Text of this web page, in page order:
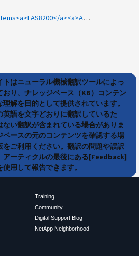
product-categories:fas-systems<a>FAS8200</a><a>AFF A200</a><a>AFF</a><a> A200</a><a>2650</a><a>fas2620</a><a>AFF A220</a><a /><a>FAS2720</a>の比較
トはニューラル機械翻訳ツールによっ
おり、ナレッジベース（KB）コンテン
解を目的として提供されています。
英語を文字どおりに翻訳しているた
ない翻訳が含まれている場合がありま
ベースの元のコンテンツを確認する場
をご利用ください。翻訳の問題や誤訳
アーティクルの最後にある[Feedback]
用して報告できます。
Training
Community
Digital Support Blog
NetApp Neighborhood